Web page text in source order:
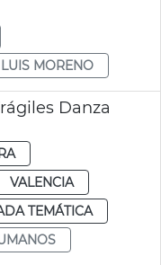
MORENO
Danza
VALENCIA
TEMÁTICA